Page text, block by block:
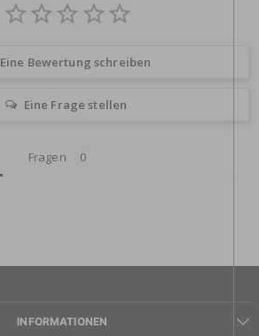
Eine Bewertung schreiben
Eine Frage stellen
Fragen
INFORMATIONEN